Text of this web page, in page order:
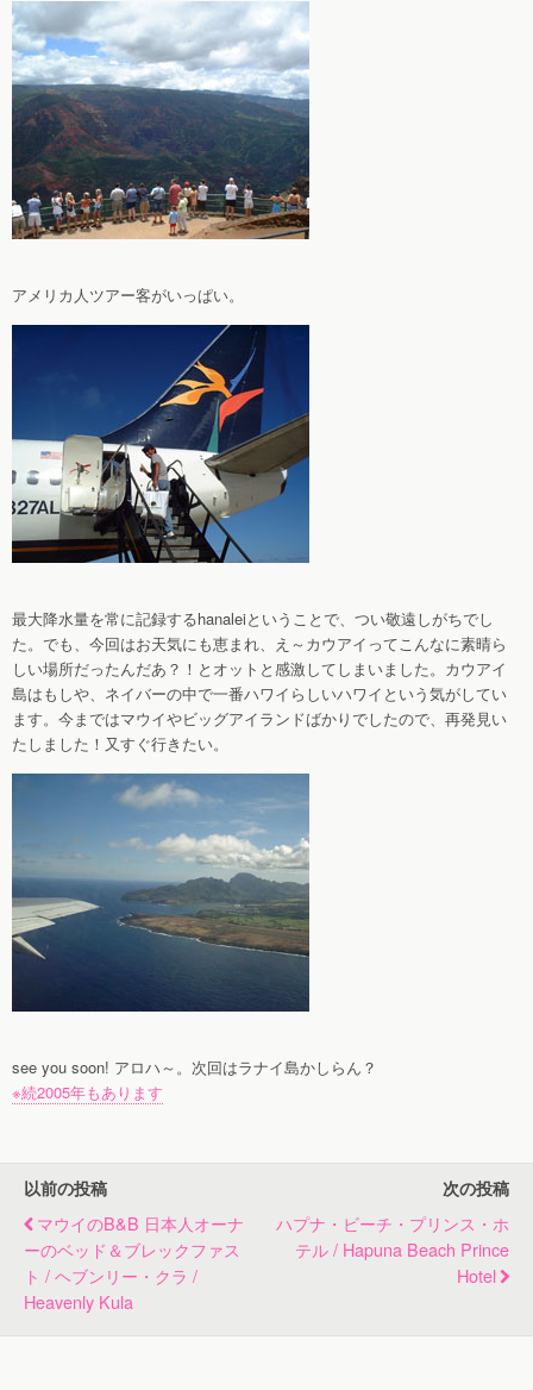
アメリカ人ツアー客がいっぱい。
最大降水量を常に記録するhanaleiということで、つい敬遠しがちでし
た。でも、今回はお天気にも恵まれ、え～カウアイってこんなに素晴ら
しい場所だったんだあ？！とオットと感激してしまいました。カウアイ
島はもしや、ネイバーの中で一番ハワイらしいハワイという気がしてい
ます。今まではマウイやビッグアイランドばかりでしたので、再発見い
たしました！又すぐ行きたい。
see you soon! アロハ～。次回はラナイ島かしらん？
※続2005年もあります
以前の投稿
マウイのB&B 日本人オーナ
ーのベッド＆ブレックファス
ト / ヘブンリー・クラ /
Heavenly Kula
次の投稿
ハプナ・ビーチ・プリンス・ホ
テル / Hapuna Beach Prince
Hotel